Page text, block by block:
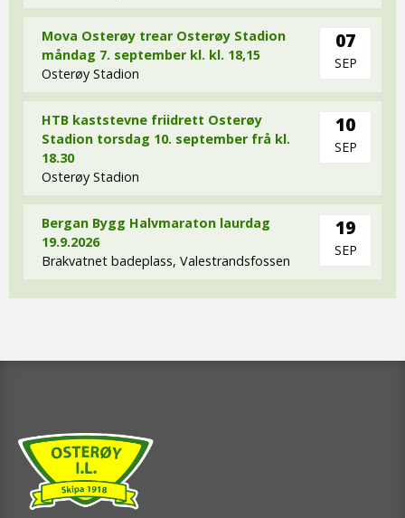
Mova Osterøy trear Osterøy Stadion
måndag 7. september kl. kl. 18,15
Osterøy Stadion
07
SEP
HTB kaststevne friidrett Osterøy
Stadion torsdag 10. september frå kl.
18.30
Osterøy Stadion
10
SEP
Bergan Bygg Halvmaraton laurdag
19.9.2026
Brakvatnet badeplass, Valestrandsfossen
19
SEP